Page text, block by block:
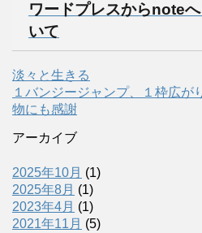
ワードプレスからnote
いて
淡々と生きる
１バンジージャンプ、１枠広が
物にも感謝
アーカイブ
2025年10月 (1)
2025年8月 (1)
2023年4月 (1)
2021年11月 (5)